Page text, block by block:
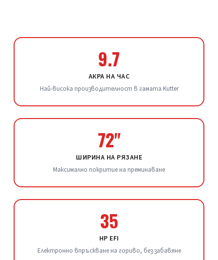
9.7
АКРА НА ЧАС
Най-висока производителност в гамата Kutter
72"
ШИРИНА НА РЯЗАНЕ
Максимално покритие на преминаване
35
HP EFI
Електронно впръскване на гориво, без забавяне